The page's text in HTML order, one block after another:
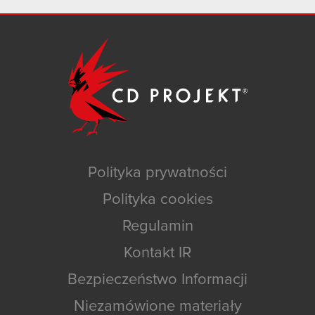
Polityka prywatności
Polityka cookies
Regulamin
Kontakt IR
Bezpieczeństwo Informacji
Niezamówione materiały